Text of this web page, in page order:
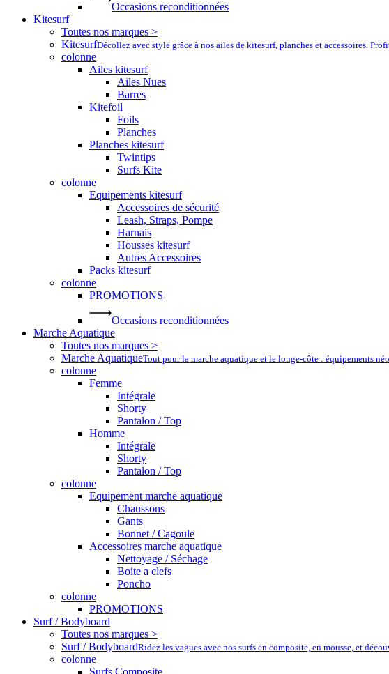
Occasions reconditionnées
Kitesurf
Toutes nos marques >
KitesurfDécollez avec style grâce à nos ailes de kitesurf, planches et accessoires.
colonne
Ailes kitesurf
Ailes Nues
Barres
Kitefoil
Foils
Planches
Planches kitesurf
Twintips
Surfs Kite
colonne
Equipements kitesurf
Accessoires de sécurité
Leash, Straps, Pompe
Harnais
Housses kitesurf
Autres Accessoires
Packs kitesurf
colonne
PROMOTIONS
Occasions reconditionnées
Marche Aquatique
Toutes nos marques >
Marche AquatiqueTout pour la marche aquatique et le longe-côte : équipements
colonne
Femme
Intégrale
Shorty
Pantalon / Top
Homme
Intégrale
Shorty
Pantalon / Top
colonne
Equipement marche aquatique
Chaussons
Gants
Bonnet / Cagoule
Accessoires marche aquatique
Nettoyage / Séchage
Boite a clefs
Poncho
colonne
PROMOTIONS
Surf / Bodyboard
Toutes nos marques >
Surf / BodyboardRidez les vagues avec nos surfs en composite, en mousse, et
colonne
Surfs Composite